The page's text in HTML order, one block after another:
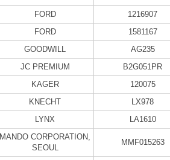
FORD
1216907
FORD
1581167
GOODWILL
AG235
JC PREMIUM
B2G051PR
KAGER
120075
KNECHT
LX978
LYNX
LA1610
MANDO CORPORATION,
SEOUL
MMF015263